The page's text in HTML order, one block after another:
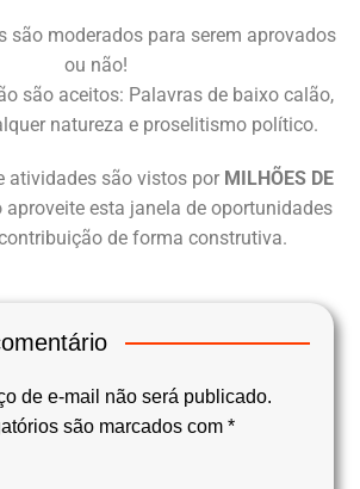
são moderados para serem aprovados
ou não!
são aceitos: Palavras de baixo calão,
natureza e proselitismo político.
atividades são vistos por MILHÕES DE
aproveite esta janela de oportunidades
de forma construtiva.
de e-mail não será publicado.
são marcados com *